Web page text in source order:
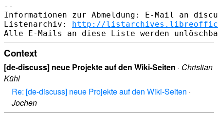
--
Informationen zur Abmeldung: E-Mail an
Listenarchiv: http://
Context
[de-discuss] neue Projekte auf den Wiki-Seiten · Christian
Kühl
Re: [de-discuss] neue Projekte auf den Wiki-Seiten ·
Jochen